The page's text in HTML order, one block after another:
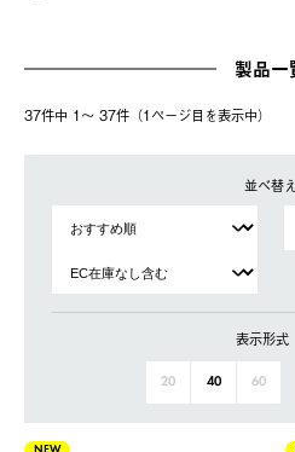
製品一
37件中 1〜 37件（1ページ⽬を表⽰中）
並べ替え
表示形式
20 40 60